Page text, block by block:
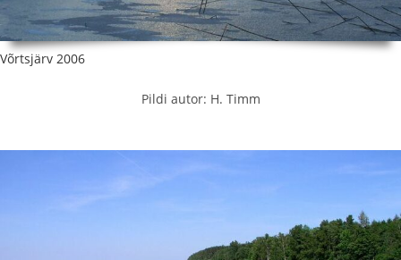
Võrtsjärv 2006
Pildi autor: H. Timm